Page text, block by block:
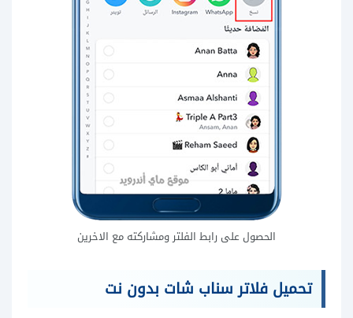
الحصول على رابط الفلتر ومشاركته مع الاخرين
تحميل فلاتر سناب شات بدون نت